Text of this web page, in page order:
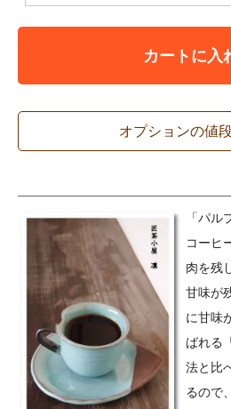
カートに入
オプションの値
「パル
コーヒ
肉を残
甘味が
に甘味
ばれる
法と比
るので